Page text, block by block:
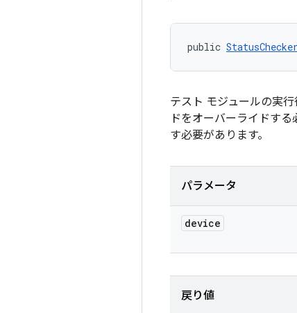
public
テスト モジュールの実
ドをオーバーライドす
す必要があります。
パラメータ
device
戻り値